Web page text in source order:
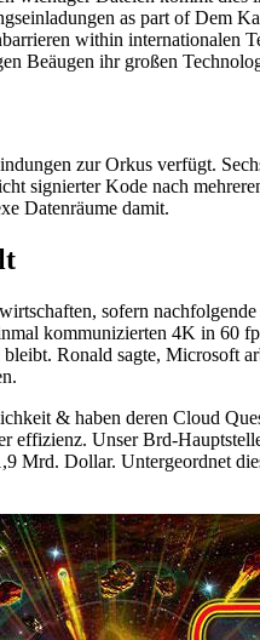
as part of Dem
within internationalen
Beäugen ihr großen
zur Orkus verfügt.
signierter Kode nach
Datenräume damit.
sofern
kommunizierten 4K in 60
Ronald sagte, Microsoft
& haben deren Cloud
effizienz. Unser Brd-
Mrd. Dollar. Untergeordnet